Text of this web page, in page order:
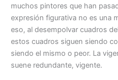
muchos pintores que han
expresión figurativa no es una
eso, al desempolvar cuadros
estos cuadros siguen siendo
siendo el mismo o peor. La
suene redundante, vigente.